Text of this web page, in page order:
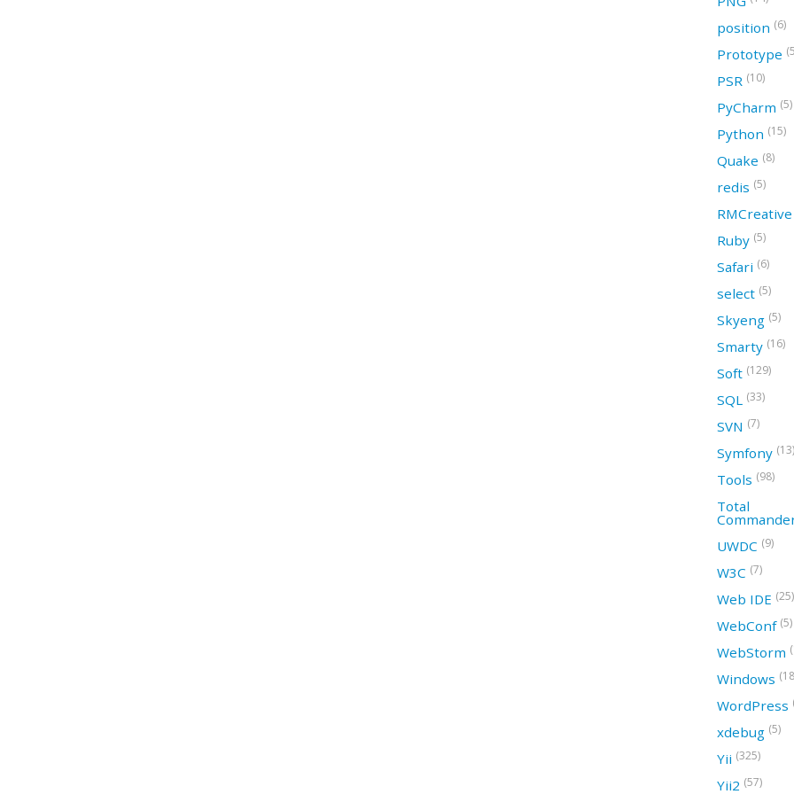
position (6)
Prototype
PSR (10)
PyCharm (5)
Python (15)
Quake (8)
redis (5)
RMCreative
Ruby (5)
Safari (6)
select (5)
Skyeng (5)
Smarty (16)
Soft (129)
SQL (33)
SVN (7)
Symfony (13)
Tools (98)
Total
UWDC (9)
W3C (7)
Web IDE (25)
WebConf (5)
WebStorm
Windows
WordPress
xdebug (5)
Yii (325)
Yii2 (57)